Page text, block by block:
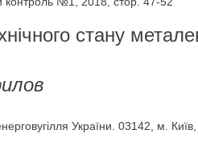
стану
України. 03142, м.